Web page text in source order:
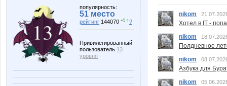
популярность:
51 место
рейтинг 144070 +5 ↑ ?
Привилегированный
пользователь 13
уровня
nikom
Хотел в IT -
nikom
Полдневное
nikom
Азбука для
nikom